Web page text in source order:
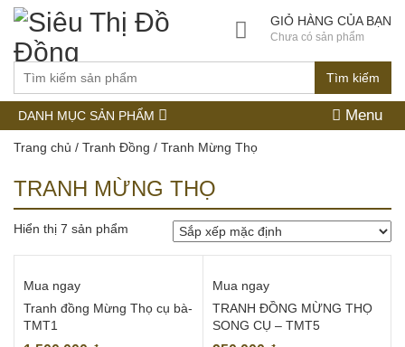
Tìm kiếm
GIỎ HÀNG CỦA BẠN
Chưa có sản phẩm
DANH MỤC SẢN PHẨM Menu
Trang chủ / Tranh Đồng / Tranh Mừng Thọ
TRANH MỪNG THỌ
Hiển thị 7 sản phẩm
Mua ngay
Tranh đồng Mừng Thọ cụ bà-
TMT1
Mua ngay
TRANH ĐỒNG MỪNG THỌ
SONG CỤ – TMT5